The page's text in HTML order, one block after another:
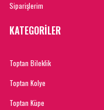
Siparişlerim
KATEGORİLER
Toptan Bileklik
Toptan Kolye
Toptan Küpe